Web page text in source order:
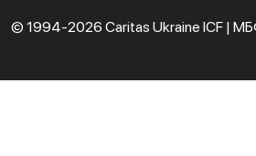
© 1994-2026 Caritas Ukraine ICF |